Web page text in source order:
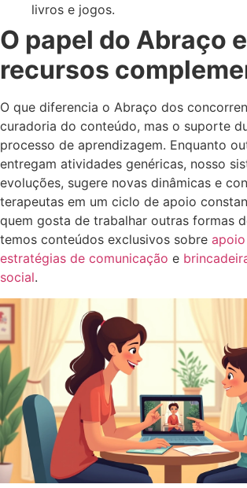
livros e jogos.
O papel do Abraço e
recursos
O que diferencia o Abraço dos
curadoria do conteúdo, mas o suporte
processo de aprendizagem. Enquanto
entregam atividades genéricas, nosso
evoluções, sugere novas dinâmicas e
terapeutas em um ciclo de apoio
quem gosta de trabalhar outras formas
temos conteúdos exclusivos sobre
estratégias de comunicação e
social.